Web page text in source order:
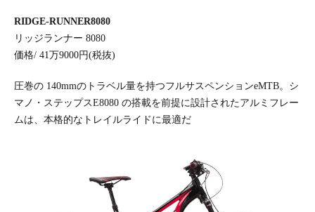
RIDGE-RUNNER8080
リッジランナー 8080
価格/ 41万9000円(税抜)
圧巻の 140mmのトラベル量を持つフルサスペンションeMTB。シ
マノ・ステップスE8080 の搭載を前提に設計されたアルミフレー
ムは、本格的なトレイルライドに最適だ